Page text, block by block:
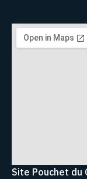
Site Pouchet du